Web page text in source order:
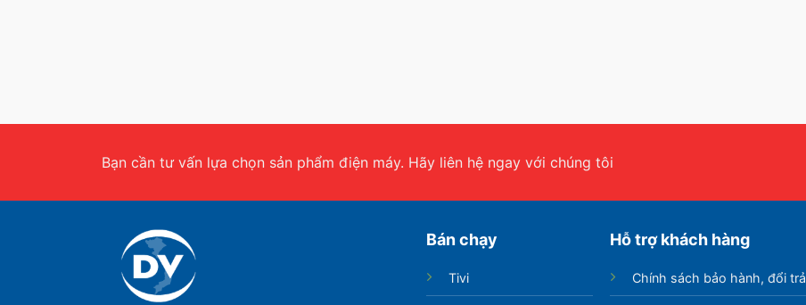
Bạn cần tư vấn lựa chọn sản phẩm điện máy. Hãy liên hệ ngay với chúng tôi
Bán chạy
Tivi
Hỗ trợ khách hàng
Chính sách bảo hành, đổi trả